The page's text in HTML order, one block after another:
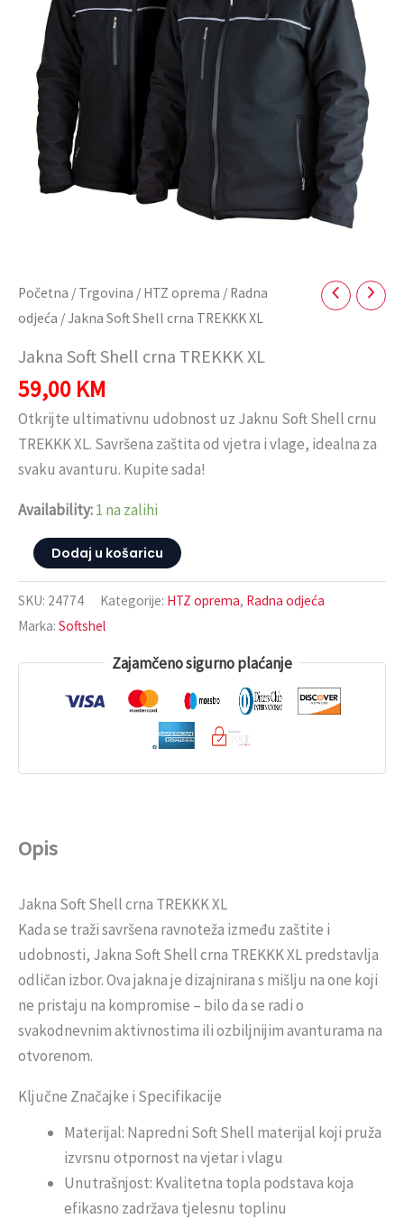
Početna / Trgovina / HTZ oprema / Radna
odjeća / Jakna Soft Shell crna TREKKK XL
Jakna Soft Shell crna TREKKK XL
59,00 KM
Otkrijte ultimativnu udobnost uz Jaknu Soft Shell crnu
TREKKK XL. Savršena zaštita od vjetra i vlage, idealna za
svaku avanturu. Kupite sada!
Availability:1 na zalihi
količina
Dodaj u košaricu
SKU: 24774 Kategorije: HTZ oprema, Radna odjeća
Marka: Softshel
Zajamčeno sigurno plaćanje
Opis
Jakna Soft Shell crna TREKKK XL
Kada se traži savršena ravnoteža između zaštite i
udobnosti, Jakna Soft Shell crna TREKKK XL predstavlja
odličan izbor. Ova jakna je dizajnirana s mišlju na one koji
ne pristaju na kompromise – bilo da se radi o
svakodnevnim aktivnostima ili ozbiljnijim avanturama na
otvorenom.
Ključne Značajke i Specifikacije
Materijal: Napredni Soft Shell materijal koji pruža
izvrsnu otpornost na vjetar i vlagu
Unutrašnjost: Kvalitetna topla podstava koja
efikasno zadržava tjelesnu toplinu